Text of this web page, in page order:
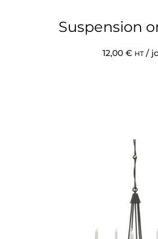
Suspension
12,00 € HT/